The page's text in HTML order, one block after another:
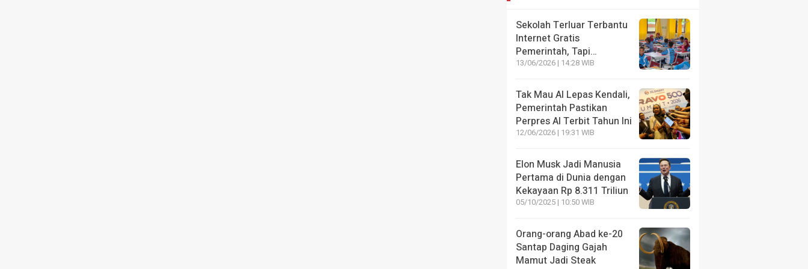
Sekolah Terluar Terbantu
Internet Gratis
Pemerintah, Tapi…
13/06/2026 | 14:28 WIB
Tak Mau AI Lepas Kendali,
Pemerintah Pastikan
Perpres AI Terbit Tahun Ini
12/06/2026 | 19:31 WIB
Elon Musk Jadi Manusia
Pertama di Dunia dengan
Kekayaan Rp 8.311 Triliun
05/10/2025 | 10:50 WIB
Orang-orang Abad ke-20
Santap Daging Gajah
Mamut Jadi Steak